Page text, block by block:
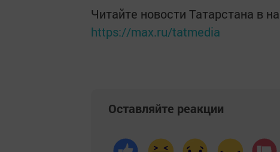
Читайте новости Татарстана в
https://max.ru/tatmedia
Оставляйте реакции